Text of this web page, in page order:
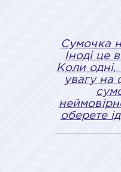
Сумочка
Іноді це
Коли
увагу на
оберете